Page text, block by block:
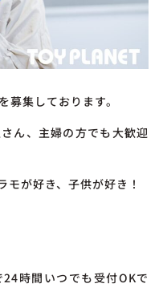
募集しております。
ん、主婦の方でも大歓迎
モが好き、子供が好き！
時間いつでも受付OKで